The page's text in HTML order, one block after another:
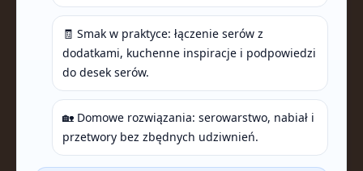
🧾 Smak w praktyce: łączenie serów z
dodatkami, kuchenne inspiracje i podpowiedzi
do desek serów.
🏡 Domowe rozwiązania: serowarstwo, nabiał i
przetwory bez zbędnych udziwnień.